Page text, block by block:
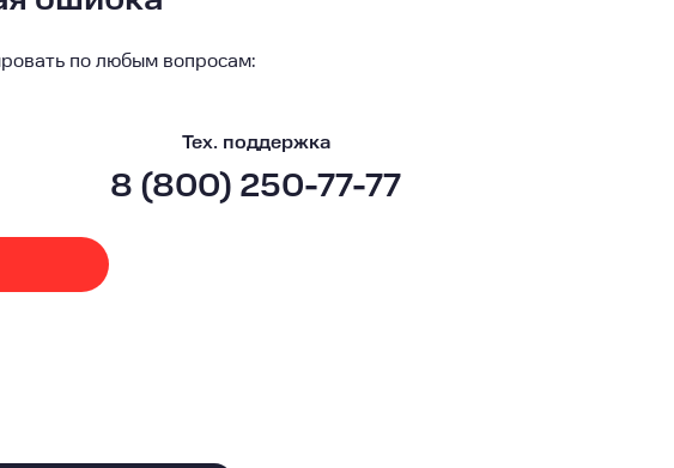
по любым вопросам:
Тех. поддержка
8 (800) 250-77-77